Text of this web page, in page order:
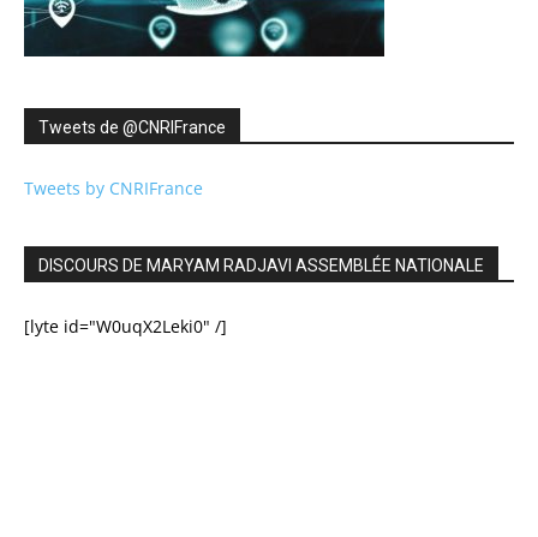
Tweets de ‎@CNRIFrance
Tweets by CNRIFrance
DISCOURS DE MARYAM RADJAVI ASSEMBLÉE NATIONALE
[lyte id="W0uqX2Leki0" /]